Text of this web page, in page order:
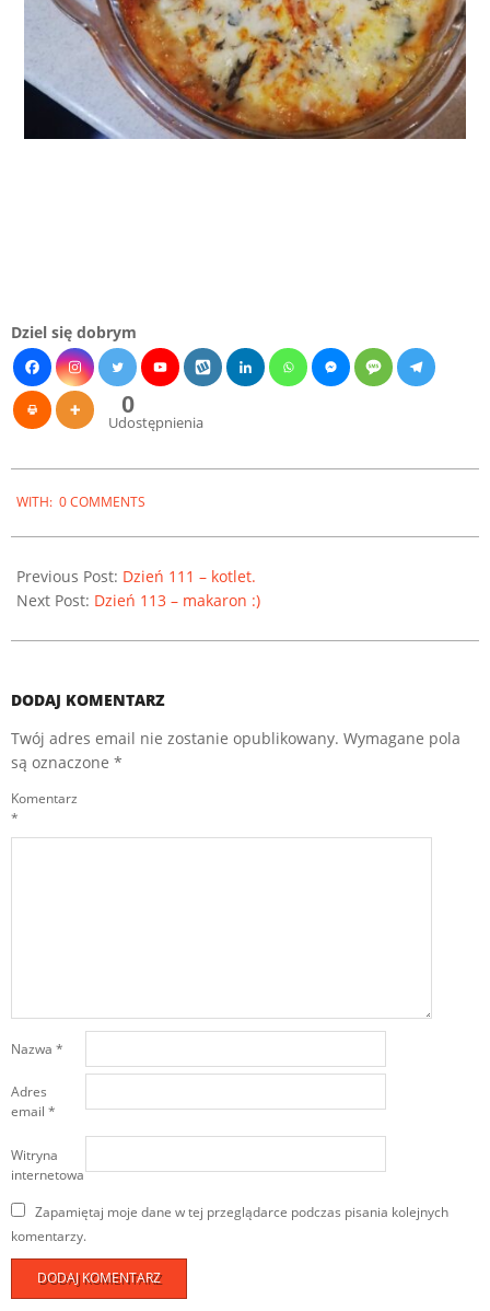
Dziel się dobrym
0
Udostępnienia
03-
WITH: 0 COMMENTS
Previous Post: Dzień 111 – kotlet.
Next Post: Dzień 113 – makaron :)
DODAJ KOMENTARZ
Twój adres email nie zostanie opublikowany. Wymagane pola
są oznaczone *
Komentarz
*
Nazwa *
Adres
email *
Witryna
internetowa
Zapamiętaj moje dane w tej przeglądarce podczas pisania kolejnych
komentarzy.